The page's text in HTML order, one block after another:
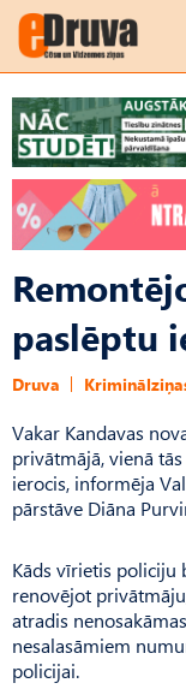
paslēptu
Druva
Vakar Kandavas
privātmājā, vienā
ierocis, informēja
pārstāve Diāna
Kāds vīrietis policiju
renovējot
atradis
nesalasāmiem
policijai.